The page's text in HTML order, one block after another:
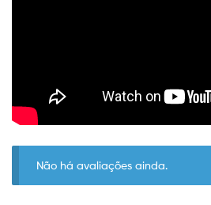
Não há avaliações ainda.